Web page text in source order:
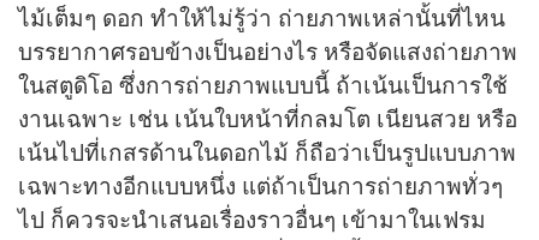
ไม้เต็มๆ ดอก ทำให้ไม่รู้ว่า ถ่ายภาพเหล่านั้นที่ไหน
บรรยากาศรอบข้างเป็นอย่างไร หรือจัดแสงถ่ายภาพ
ในสตูดิโอ ซึ่งการถ่ายภาพแบบนี้ ถ้าเน้นเป็นการใช้
งานเฉพาะ เช่น เน้นใบหน้าที่กลมโต เนียนสวย หรือ
เน้นไปที่เกสรด้านในดอกไม้ ก็ถือว่าเป็นรูปแบบภาพ
เฉพาะทางอีกแบบหนึ่ง แต่ถ้าเป็นการถ่ายภาพทั่วๆ
ไป ก็ควรจะนำเสนอเรื่องราวอื่นๆ เข้ามาในเฟรม